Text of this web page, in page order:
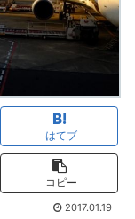
はてブ
コピー
2017.01.19